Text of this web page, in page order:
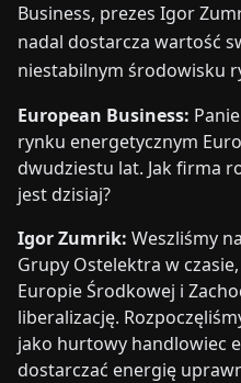
Business, prezes Igor
nadal dostarcza wartość
niestabilnym środowisku
European Business:
rynku energetycznym
dwudziestu lat. Jak firma
jest dzisiaj?
Igor Zumrik: Weszliśmy
Grupy Ostelektra w
Europie Środkowej i
liberalizację.
jako hurtowy handlowiec
dostarczać energię